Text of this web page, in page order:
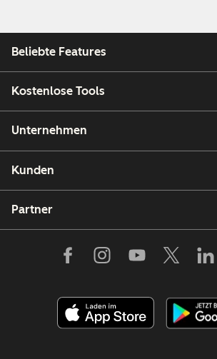
Beliebte Features
Kostenlose Tools
Unternehmen
Kunden
Partner